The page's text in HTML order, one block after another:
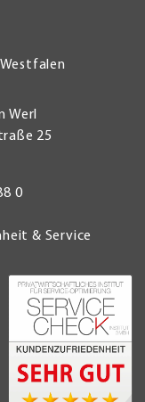
Werl
25
0
& Service